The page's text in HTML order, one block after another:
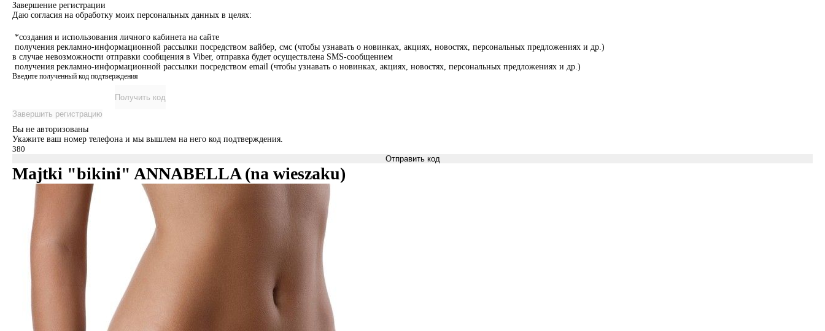
Завершение регистрации
Даю согласия на обработку моих персональных данных в целях:
*создания и использования личного кабинета на сайте
получения рекламно-информационной рассылки посредством вайбер, смс (чтобы узнавать о новинках, акциях, новостях, персональных предложениях и др.)
в случае невозможности отправки сообщения в Viber, отправка будет осуществлена SMS-сообщением
получения рекламно-информационной рассылки посредством email (чтобы узнавать о новинках, акциях, новостях, персональных предложениях и др.)
Введите полученный код подтверждения
Получить код
Завершить регистрацию
Вы не авторизованы
Укажите ваш номер телефона и мы вышлем на него код подтверждения.
Отправить код
Majtki "bikini" ANNABELLA (na wieszaku)